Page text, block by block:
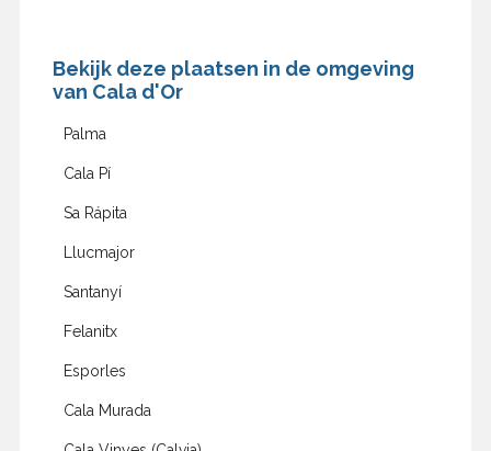
Bekijk deze plaatsen in de omgeving
van Cala d'Or
Palma
Cala Pí
Sa Rápita
Llucmajor
Santanyí
Felanitx
Esporles
Cala Murada